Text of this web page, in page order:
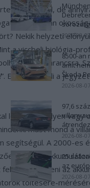
művéből, de
alaptalan
Nekik helyzeti
a viccbeli biológia-
ugrik a parancsra.
”. Erre előszedi a
leírni. Nincs ilyen vagy
mást mond a
segítségül. A 2000-es
az
tudtak tölteni az
töltésére-
2026-08-07
8500-an
amit
Škoda
2026-08-07
97,6
2026-08-07
25
az
2026-08-07